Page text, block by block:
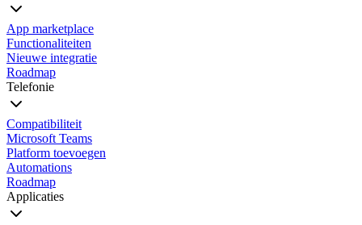
App marketplace
Functionaliteiten
Nieuwe integratie
Roadmap
Telefonie
Compatibiliteit
Microsoft Teams
Platform toevoegen
Automations
Roadmap
Applicaties